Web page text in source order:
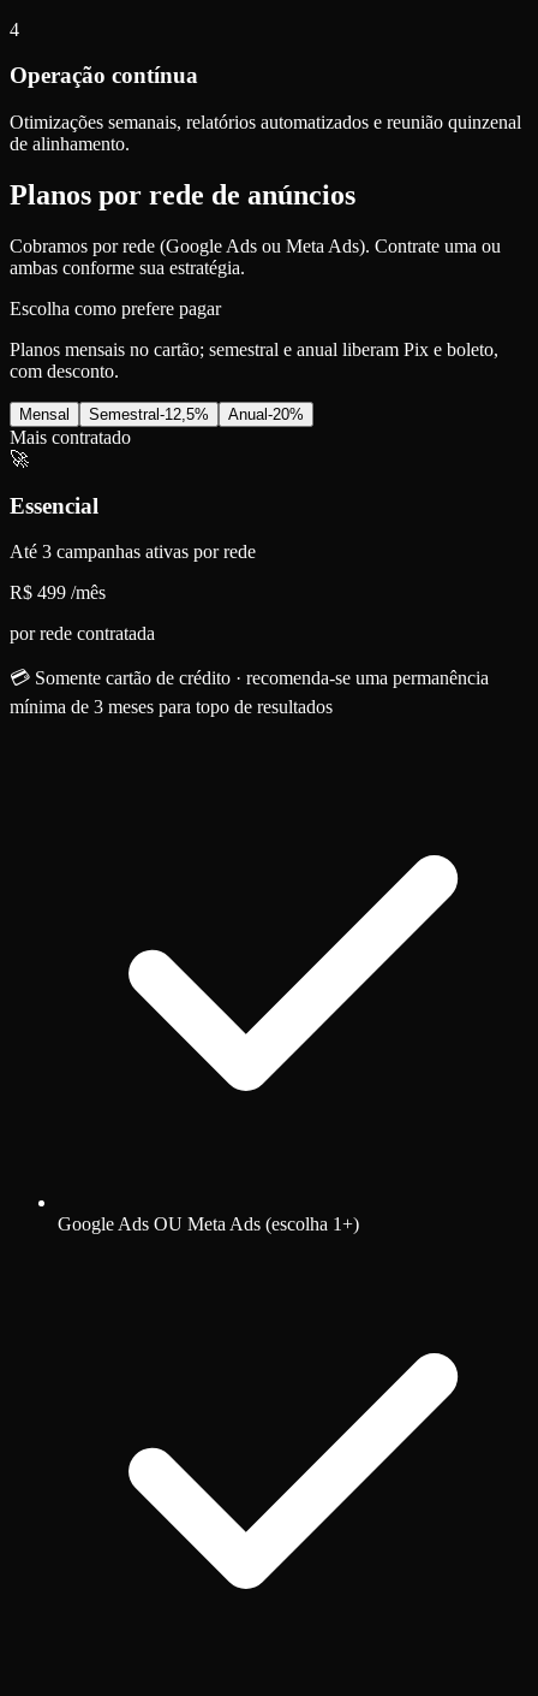
4
Operação contínua
Otimizações semanais, relatórios automatizados e reunião quinzenal
de alinhamento.
Planos por rede de anúncios
Cobramos por rede (Google Ads ou Meta Ads). Contrate uma ou
ambas conforme sua estratégia.
Escolha como prefere pagar
Planos mensais no cartão; semestral e anual liberam Pix e boleto,
com desconto.
Mensal Semestral -12,5% Anual -20%
Mais contratado
🚀
Essencial
Até 3 campanhas ativas por rede
R$ 499 /mês
por rede contratada
💳 Somente cartão de crédito · recomenda-se uma permanência
mínima de 3 meses para topo de resultados
Google Ads OU Meta Ads (escolha 1+)